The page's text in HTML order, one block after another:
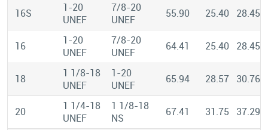
16S
1-20
UNEF
7/8-20
UNEF
55.90 25.40 28.45
16
1-20
UNEF
7/8-20
UNEF
64.41 25.40 28.45
18
1 1/8-18
UNEF
1-20
UNEF
65.94 28.57 30.76
20
1 1/4-18
UNEF
1 1/8-18
NS
67.41 31.75 37.29